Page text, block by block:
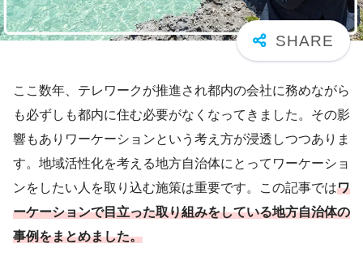
ここ数年、テレワークが推進され都内の会社に務めながら
も必ずしも都内に住む必要がなくなってきました。その影
響もありワーケーションという考え方が浸透しつつありま
す。地域活性化を考える地方自治体にとってワーケーショ
ンをしたい人を取り込む施策は重要です。この記事ではワ
ーケーションで目立った取り組みをしている地方自治体の
事例をまとめました。